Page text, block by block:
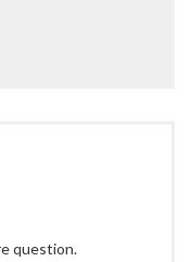
question.